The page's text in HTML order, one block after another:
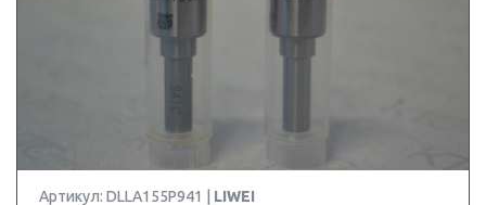
Артикул: DLLA155P941 | LIWEI